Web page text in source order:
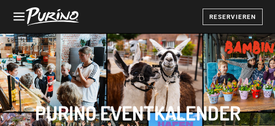
RESERVIEREN
PURINO EVENTKALENDER